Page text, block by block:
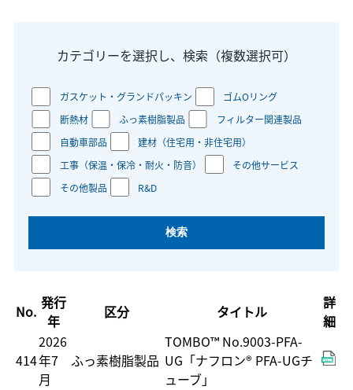
カテゴリーを選択し、検索（複数選択可）
ガスケット・グランドパッキン
ゴムOリング
断熱材
ふっ素樹脂製品
フィルター関連製品
自動車部品
建材（住宅用・非住宅用）
工事（保温・保冷・耐火・防音）
その他サービス
その他製品
R&D
No. 発行
年
区分 タイトル
詳
細
414
2026
年7
月
ふっ素樹脂製品
TOMBO™ No.9003-PFA-
UG「ナフロン® PFA-UGチ
ューブ」